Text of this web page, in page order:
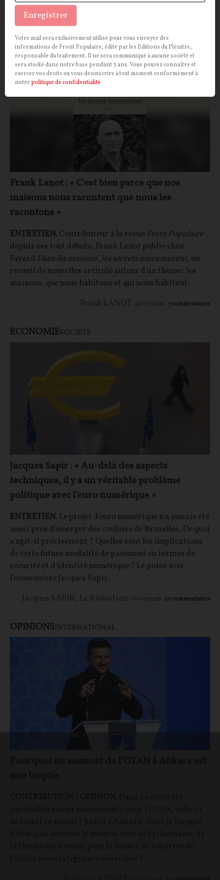
Jean-Pierre Matière
CULTURELITTÉRATURE
Frank Lanot : « C'est bien parce que nos
maisons nous racontent que nous les
racontons »
ENTRETIEN.Contributeur à la revue Front Populaire
depuis ses tout débuts, Frank Lanot publie chez
Fayard Dans les maisons, les secrets murumurent, un
recueil de nouvelles articulé autour d'un thème : les
maisons, que nous habitons et qui nous habitent.
Frank LANOT 26/07/2026 7commentaires
ECONOMIESOCIÉTÉ
Jacques Sapir : « Au-delà des aspects
techniques, il y a un véritable problème
politique avec l'euro numérique »
ENTRETIEN.Le projet d'euro numérique n'a jamais été
aussi près d'émerger des couloirs de Bruxelles. De quoi
s'agit-il précisément ? Quelles sont les implications
de cette future modalité de paiement en termes de
sécurité et d'identité numérique ? Le point avec
l'économiste Jacques Sapir.
Jacques SAPIR, La Rédaction 16/07/2026 20 commentaires
OPINIONSINTERNATIONAL
Enregistrer
Votre mail sera exclusivement utilisé pour vous envoyer des
informations de Front Populaire, édité par les Editions du Plénitre,
responsable du traitement. Il ne sera communiqué à aucune société et
sera stocké dans notre base pendant 3 ans. Vous pouvez connaître et
exercer vos droits ou vous désinscrire à tout moment conformément à
notre politique de confidentialité